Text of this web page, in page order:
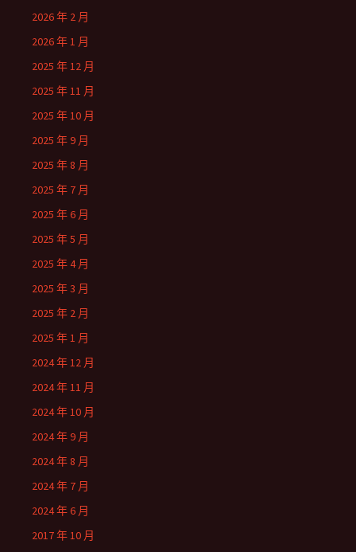
2026 年 2 月
2026 年 1 月
2025 年 12 月
2025 年 11 月
2025 年 10 月
2025 年 9 月
2025 年 8 月
2025 年 7 月
2025 年 6 月
2025 年 5 月
2025 年 4 月
2025 年 3 月
2025 年 2 月
2025 年 1 月
2024 年 12 月
2024 年 11 月
2024 年 10 月
2024 年 9 月
2024 年 8 月
2024 年 7 月
2024 年 6 月
2017 年 10 月